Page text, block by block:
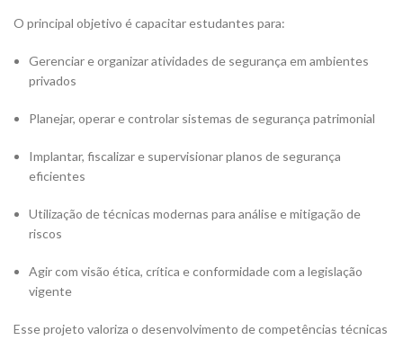
O principal objetivo é capacitar estudantes para:
Gerenciar e organizar atividades de segurança em ambientes
privados
Planejar, operar e controlar sistemas de segurança patrimonial
Implantar, fiscalizar e supervisionar planos de segurança
eficientes
Utilização de técnicas modernas para análise e mitigação de
riscos
Agir com visão ética, crítica e conformidade com a legislação
vigente
Esse projeto valoriza o desenvolvimento de competências técnicas